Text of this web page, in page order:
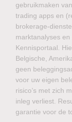
gebruikmaken
trading apps en
brokerage-
marktanalyses
Kennisportaal.
Belgische,
geen
voor uw eigen
risico’s met zich
inleg verliest.
garantie voor de